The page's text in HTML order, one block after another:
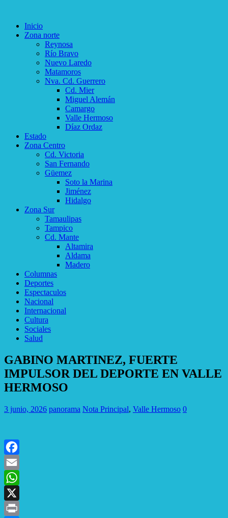
Inicio
Zona norte
Reynosa
Río Bravo
Nuevo Laredo
Matamoros
Nva. Cd. Guerrero
Cd. Mier
Miguel Alemán
Camargo
Valle Hermoso
Díaz Ordaz
Estado
Zona Centro
Cd. Victoria
San Fernando
Güemez
Soto la Marina
Jiménez
Hidalgo
Zona Sur
Tamaulipas
Tampico
Cd. Mante
Altamira
Aldama
Madero
Columnas
Deportes
Espectaculos
Nacional
Internacional
Cultura
Sociales
Salud
GABINO MARTINEZ, FUERTE
IMPULSOR DEL DEPORTE EN VALLE
HERMOSO
3 junio, 2026 panorama Nota Principal, Valle Hermoso 0
Facebook
Email
WhatsApp
X